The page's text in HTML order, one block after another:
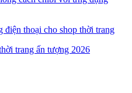
điện thoại cho shop thời trang
trang ấn tượng 2026